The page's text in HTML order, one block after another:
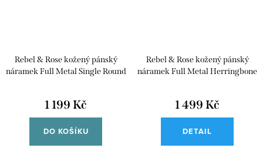
Rebel & Rose kožený pánský
náramek Full Metal Single Round
1 199 Kč
DO KOŠÍKU
Rebel & Rose kožený pánský
náramek Full Metal Herringbone
1 499 Kč
DETAIL